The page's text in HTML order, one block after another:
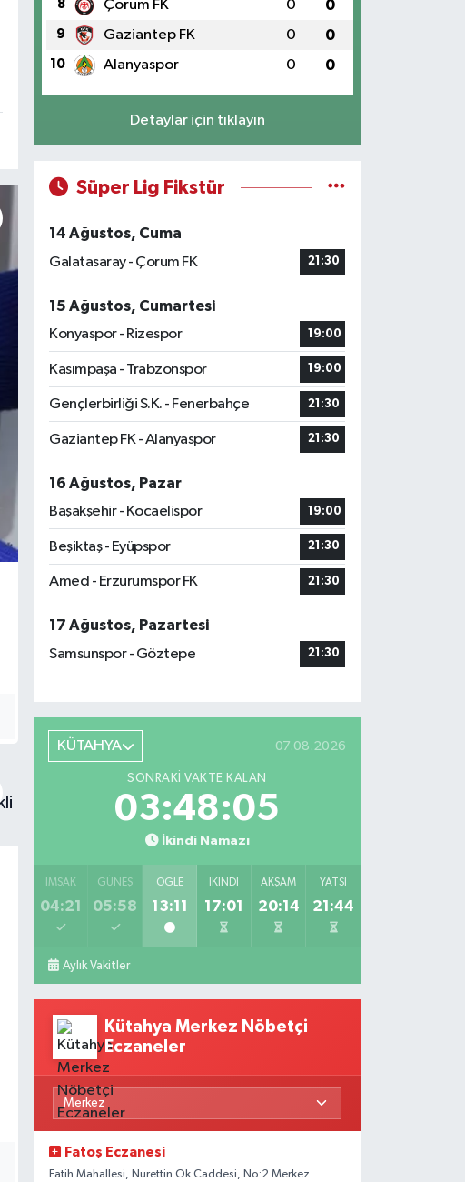
8 Çorum FK 0 0
9 Gaziantep FK 0 0
10 Alanyaspor 0 0
Detaylar için tıklayın
Süper Lig Fikstür
14 Ağustos, Cuma
Galatasaray - Çorum FK
21:30
15 Ağustos, Cumartesi
Konyaspor - Rizespor
19:00
Kasımpaşa - Trabzonspor 19:00
Gençlerbirliği S.K. - Fenerbahçe 21:30
Gaziantep FK - Alanyaspor 21:30
16 Ağustos, Pazar
Başakşehir - Kocaelispor
19:00
Beşiktaş - Eyüpspor 21:30
Amed - Erzurumspor FK 21:30
17 Ağustos, Pazartesi
Samsunspor - Göztepe
21:30
KÜTAHYA 07.08.2026
SONRAKI VAKTE KALAN
03:48:03
İkindi Namazı
İMSAK
04:21
GÜNEŞ
05:58
ÖĞLE
13:11
İKINDI
17:01
AKŞAM
20:14
YATSI
21:44
Aylık Vakitler
Kütahya Merkez Nöbetçi
Eczaneler
Fatoş Eczanesi
Fatih Mahallesi, Nurettin Ok Caddesi, No:2 Merkez